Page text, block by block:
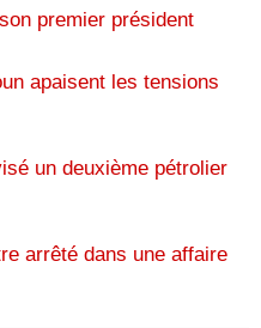
premier président
apaisent les tensions
un deuxième pétrolier
arrêté dans une affaire